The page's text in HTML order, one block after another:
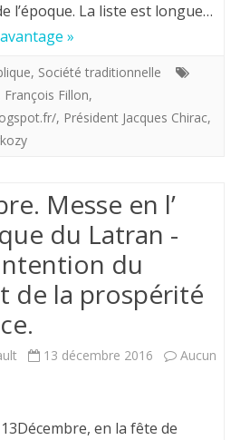
l’époque. La liste est longue…
»
, Société traditionnelle
François Fillon,
, Président Jacques Chirac,
Messe en l’
du Latran -
du
de la prospérité
13 décembre 2016
Aucun
en la fête de